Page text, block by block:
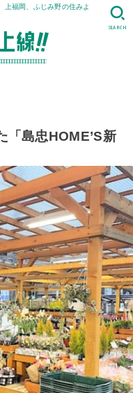
上福岡、ふじみ野の住みよ
SEARCH
「島忠HOME’S新